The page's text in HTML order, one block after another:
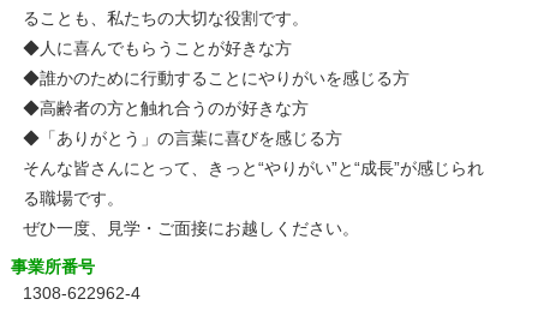
ることも、私たちの大切な役割です。
◆人に喜んでもらうことが好きな方
◆誰かのために行動することにやりがいを感じる方
◆高齢者の方と触れ合うのが好きな方
◆「ありがとう」の言葉に喜びを感じる方
そんな皆さんにとって、きっと“やりがい”と“成長”が感じられ
る職場です。
ぜひ一度、見学・ご面接にお越しください。
事業所番号
1308-622962-4